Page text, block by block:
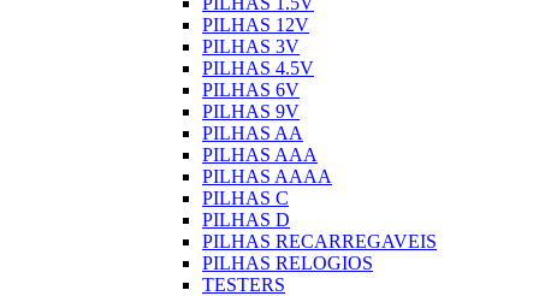
PILHAS 12V
PILHAS 3V
PILHAS 4.5V
PILHAS 6V
PILHAS 9V
PILHAS AA
PILHAS AAA
PILHAS AAAA
PILHAS C
PILHAS D
PILHAS RECARREGAVEIS
PILHAS RELOGIOS
TESTERS